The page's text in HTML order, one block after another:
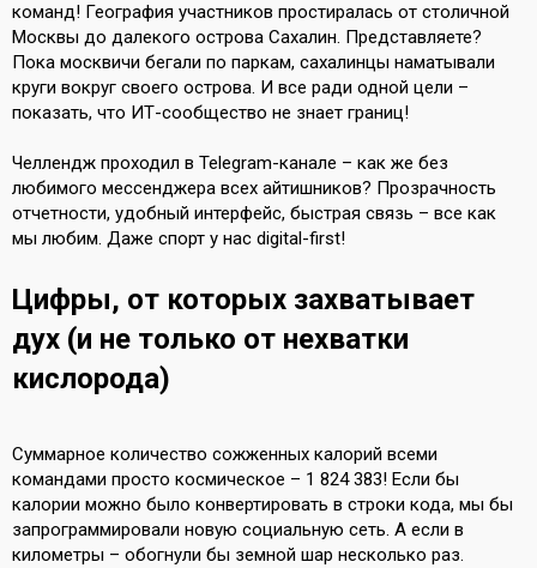
команд! География участников простиралась от столичной
Москвы до далекого острова Сахалин. Представляете?
Пока москвичи бегали по паркам, сахалинцы наматывали
круги вокруг своего острова. И все ради одной цели –
показать, что ИТ-сообщество не знает границ!
Челлендж проходил в Telegram-канале – как же без
любимого мессенджера всех айтишников? Прозрачность
отчетности, удобный интерфейс, быстрая связь – все как
мы любим. Даже спорт у нас digital-first!
Цифры, от которых захватывает
дух (и не только от нехватки
кислорода)
Суммарное количество сожженных калорий всеми
командами просто космическое – 1 824 383! Если бы
калории можно было конвертировать в строки кода, мы бы
запрограммировали новую социальную сеть. А если в
километры – обогнули бы земной шар несколько раз.